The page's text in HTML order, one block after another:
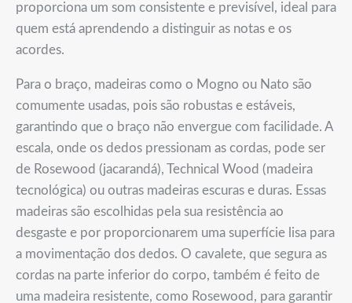
proporciona um som consistente e previsível, ideal para
quem está aprendendo a distinguir as notas e os
acordes.
Para o braço, madeiras como o Mogno ou Nato são
comumente usadas, pois são robustas e estáveis,
garantindo que o braço não envergue com facilidade. A
escala, onde os dedos pressionam as cordas, pode ser
de Rosewood (jacarandá), Technical Wood (madeira
tecnológica) ou outras madeiras escuras e duras. Essas
madeiras são escolhidas pela sua resistência ao
desgaste e por proporcionarem uma superfície lisa para
a movimentação dos dedos. O cavalete, que segura as
cordas na parte inferior do corpo, também é feito de
uma madeira resistente, como Rosewood, para garantir